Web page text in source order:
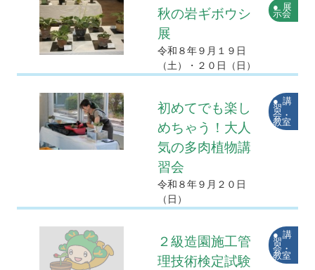
展
示会
秋の岩ギボウシ
展
令和８年９月１９日
（土）・２０日（日）
講
習
会・
教室
初めてでも楽し
めちゃう！大人
気の多肉植物講
習会
令和８年９月２０日
（日）
講
習
会・
教室
２級造園施工管
理技術検定試験